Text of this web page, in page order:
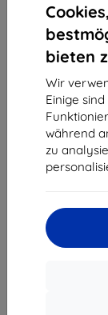
bieten
Wir
Einige
während
zu
Auf Lager 3
In
Massenrabatt
2Stck.